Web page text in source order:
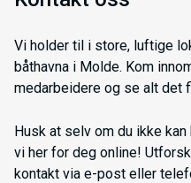
Vi holder til i store, luftige
båthavna i Molde. Kom
medarbeidere og se alt det
Husk at selv om du ikke
vi her for deg online!
kontakt via e-post eller